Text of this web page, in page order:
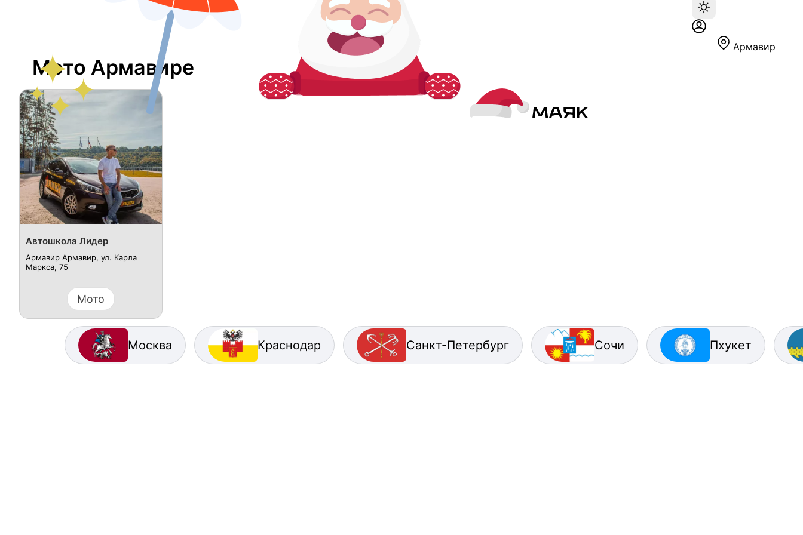
Армавир
Мото Армавире
Автошкола Лидер
Армавир Армавир, ул. Карла
Маркса, 75
Мото
Москва Краснодар Санкт-Петербург Сочи Пхукет